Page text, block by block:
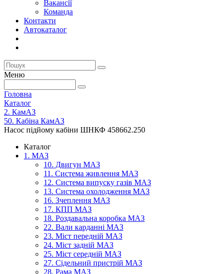
Вакансії
Команда
Контакти
Автокаталог
Меню
Головна
Каталог
2. КамАЗ
50. Кабіна КамАЗ
Насос підйому кабіни ШНКФ 458662.250
Каталог
1. МАЗ
10. Двигун МАЗ
11. Система живлення МАЗ
12. Система випуску газів МАЗ
13. Система охолодження МАЗ
16. Зчеплення МАЗ
17. КПП МАЗ
18. Роздавальна коробка МАЗ
22. Вали карданні МАЗ
23. Міст передній МАЗ
24. Міст задній МАЗ
25. Міст середній МАЗ
27. Сідельний пристрій МАЗ
28. Рама МАЗ